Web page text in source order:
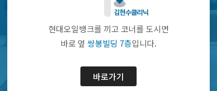
현대오일뱅크를 끼고 코너를 도시면
바로 옆 쌍봉빌딩 7층입니다.
바로가기